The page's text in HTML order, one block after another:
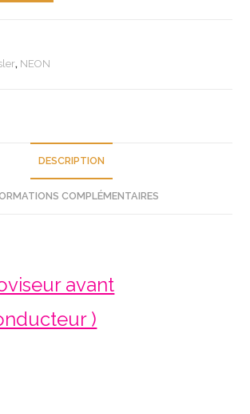
, NEON
DESCRIPTION
COMPLÉMENTAIRES
avant
)